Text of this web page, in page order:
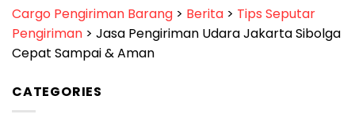
Cargo Pengiriman Barang > Berita > Tips Seputar
Pengiriman > Jasa Pengiriman Udara Jakarta Sibolga
Cepat Sampai & Aman
CATEGORIES